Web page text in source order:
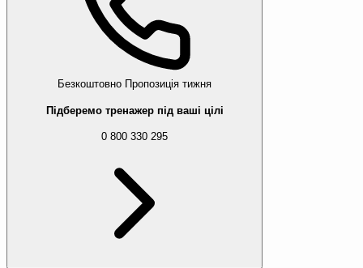
Безкоштовно Пропозиція тижня
Підберемо тренажер під ваші цілі
0 800 330 295